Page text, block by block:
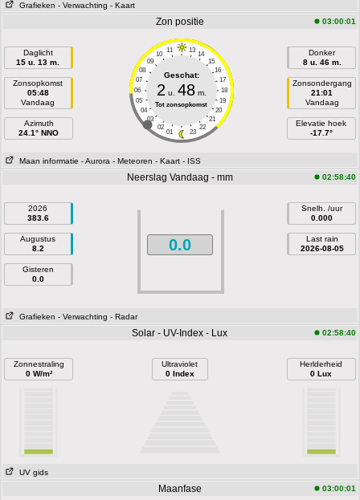
Grafieken - Verwachting - Kaart
Zon positie 03:00:01
Daglicht
15 u. 13 m.
Zonsopkomst
05:48
Vandaag
Azimuth
24.1° NNO
11 13
10
14
09
15
08
16
07
17
06
18
05
19
04
20
03
21
02
22
01 23
Geschat:
2 u. 48m.
Tot zonsopkomst
Donker
8 u. 46 m.
Zonsondergang
21:01
Vandaag
Elevatie hoek
-17.7°
Maan informatie - Aurora - Meteoren - Kaart - ISS
Neerslag Vandaag - mm 02:58:40
2026
383.6
Augustus
8.2
Gisteren
0.0
0.0
Snelh. /uur
0.000
Last rain
2026-08-05
Grafieken - Verwachting - Radar
Solar - UV-Index - Lux 02:58:40
Zonnestraling
0 W/m²
Ultraviolet
0 Index
Herlderheid
0 Lux
UV gids
Maanfase 03:00:01